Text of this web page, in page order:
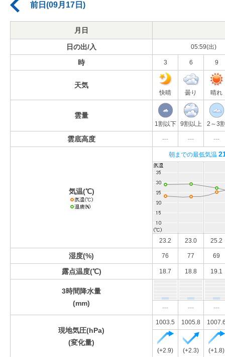
前日(09月17日)
月日
日の出/入 05:59(出)
時 3 6 9
天気
快晴 曇り 晴れ
雲量
1割以下 9割以上 2～3
雲底高度 --- --- ---
気温(℃)
朝までの最低気温
23.2 23.0 25.2
湿度(%) 76 77 69
露点温度(℃) 18.7 18.8 19.1
3時間降水量
(mm)
--- --- ---
現地気圧(hPa)
(変化量)
1003.5 1005.8
(+2.9) (+2.3) (+1.8)